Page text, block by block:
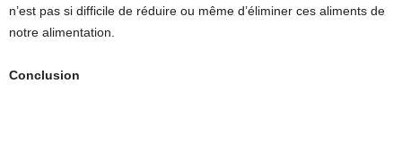
n’est pas si difficile de réduire ou même d’éliminer ces aliments de
notre alimentation.
Conclusion